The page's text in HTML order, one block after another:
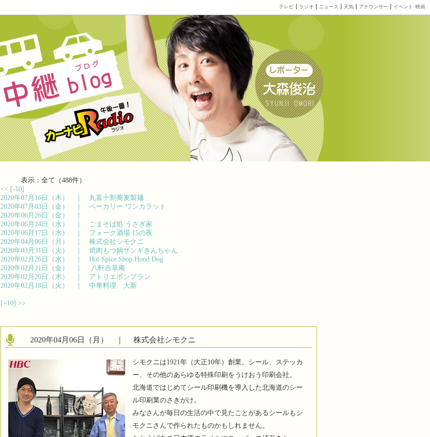
テレビ ラジオ ニュース 天気 アナウンサー イベント･映画
表示：全て（488件）
<< [-10]
2020年07月16日（木） ｜ 丸富十割蕎麦製麺
2020年07月03日（金） ｜ ベーカリー ワンカラット
2020年06月26日（金） ｜
2020年06月24日（水） ｜
ごまそば処 うさぎ家
2020年06月17日（水） ｜ フォーク酒場 15の夜
2020年04月06日（月） ｜ 株式会社シモクニ
2020年03月31日（火） ｜ 焼肉もつ鍋ザンギきんちゃん
2020年02月26日（水） ｜ Hot Spice Shop Hood Dog
2020年02月21日（金） ｜
八軒吉草庵
2020年02月20日（木） ｜ アトリエボンプラン
2020年02月18日（火） ｜ 中華料理 大新
[+10] >>
2020年04月06日（月） ｜ 株式会社シモクニ
シモクニは1921年（大正10年）創業。シール、ステッカ
ー、その他のあらゆる特殊印刷をうけおう印刷会社。
北海道ではじめてシール印刷機を導入した北海道のシー
ル印刷業のさきがけ。
みなさんが毎日の生活の中で見たことがあるシールもシ
モクニさんで作られたものかもしれません。